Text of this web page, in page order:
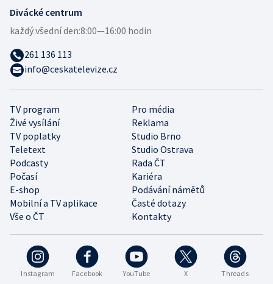
Instagram Facebook YouTube X Threads
TV program
Pro média
Živé vysílání
Reklama
TV poplatky
Studio Brno
Teletext
Studio Ostrava
Podcasty
Rada ČT
Počasí
Kariéra
E-shop
Podávání námětů
Mobilní a TV aplikace
Časté dotazy
Vše o ČT
Kontakty
Divácké centrum
každý všední den:8:00—16:00 hodin
261 136 113
info@ceskatelevize.cz